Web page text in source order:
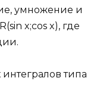
умножение и
x;cos x), где
типа